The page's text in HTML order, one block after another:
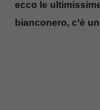
ecco le
bianconero, c’è